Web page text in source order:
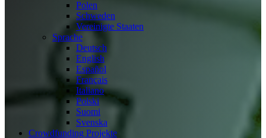
Polen
Schweden
Vereinigte Staaten
Sprache
Deutsch
English
Español
Français
Italiano
Polski
Suomi
Svenska
Crowdfunding Projekte